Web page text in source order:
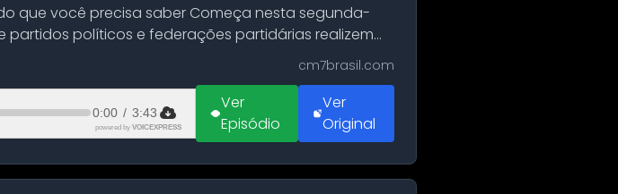
que você precisa saber Começa nesta segunda-
políticos e federações partidárias realizem
cm7brasil.com
0:00 / 3:43
powered by VOICEXPRESS
Ver
Episódio
Ver
Original